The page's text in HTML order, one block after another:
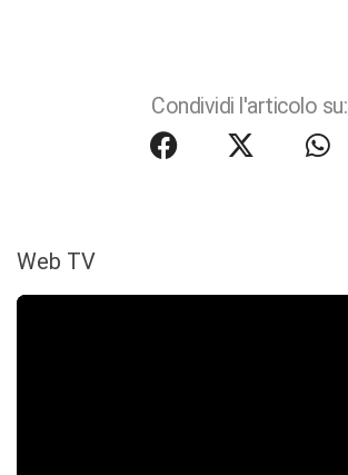
Condividi l'articolo su:
Web TV